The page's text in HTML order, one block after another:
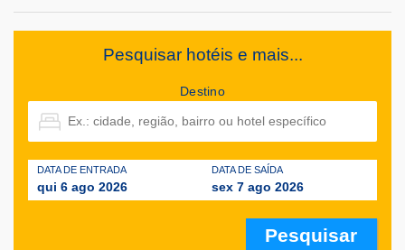
Pesquisar hotéis e mais...
Destino
DATA DE ENTRADA
qui 6 ago 2026
DATA DE SAÍDA
sex 7 ago 2026